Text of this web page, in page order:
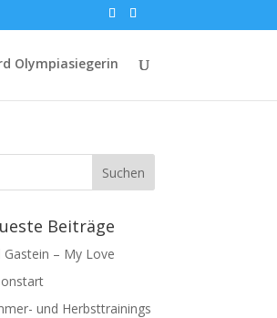
Olympiasiegerin
Beiträge
Gastein – My Love
und Herbsttrainings